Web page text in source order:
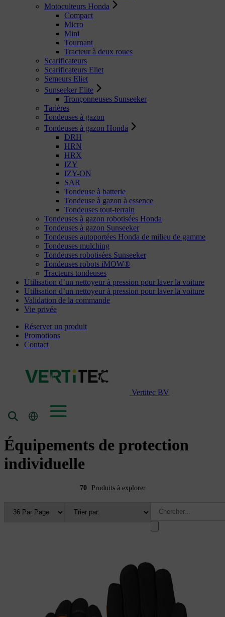
Motoculteurs Honda
Compact
Micro
Mini
Tournant
Tracteur à deux roues
Scarificateurs
Scarificateurs Eliet
Semeurs Eliet
Sunseeker Elite
Tronçonneuses Sunseeker
Tarières
Tondeuses à gazon
Tondeuses à gazon Honda
DRH
HRN
HRX
IZY
IZY-ON
SAR
Tondeuse à batterie
Tondeuse à gazon à essence
Tondeuses tout-terrain
Tondeuses à gazon robotisées Honda
Tondeuses à gazon Sunseeker
Tondeuses autoportées Honda de milieu de gamme
Tondeuses mulching
Tondeuses robotisées Sunseeker
Tondeuses robots iMOW®
Tracteurs tondeuses
Utilisation d’un nettoyeur à pression pour laver la voiture
Utilisation d’un nettoyeur à pression pour laver la voiture
Validation de la commande
Vie privée
Réserver un produit
Promotions
Contact
Vertitec BV
Équipements de protection
individuelle
70 Produits à explorer